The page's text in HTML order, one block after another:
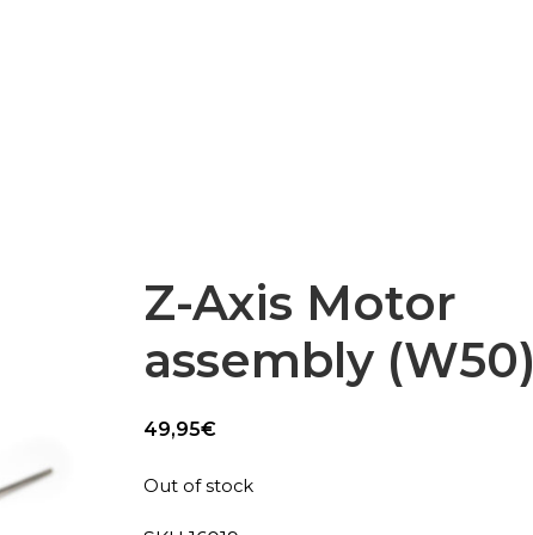
Z-Axis Motor
assembly (W50)
49,95€
Out of stock